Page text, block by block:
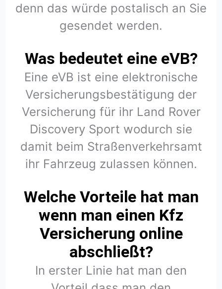
denn das würde postalisch an Sie
gesendet werden.
Was bedeutet eine eVB?
Eine eVB ist eine elektronische
Versicherungsbestätigung der
Versicherung für ihr Land Rover
Discovery Sport wodurch sie
damit beim Straßenverkehrsamt
ihr Fahrzeug zulassen können.
Welche Vorteile hat man
wenn man einen Kfz
Versicherung online
abschließt?
In erster Linie hat man den